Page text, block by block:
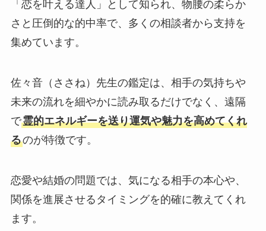
「恋を叶える達人」として知られ、物腰の柔らか
さと圧倒的な的中率で、多くの相談者から支持を
集めています。
佐々音（ささね）先生の鑑定は、相手の気持ちや
未来の流れを細やかに読み取るだけでなく、遠隔
で霊的エネルギーを送り運気や魅力を高めてくれ
るのが特徴です。
恋愛や結婚の問題では、気になる相手の本心や、
関係を進展させるタイミングを的確に教えてくれ
ます。